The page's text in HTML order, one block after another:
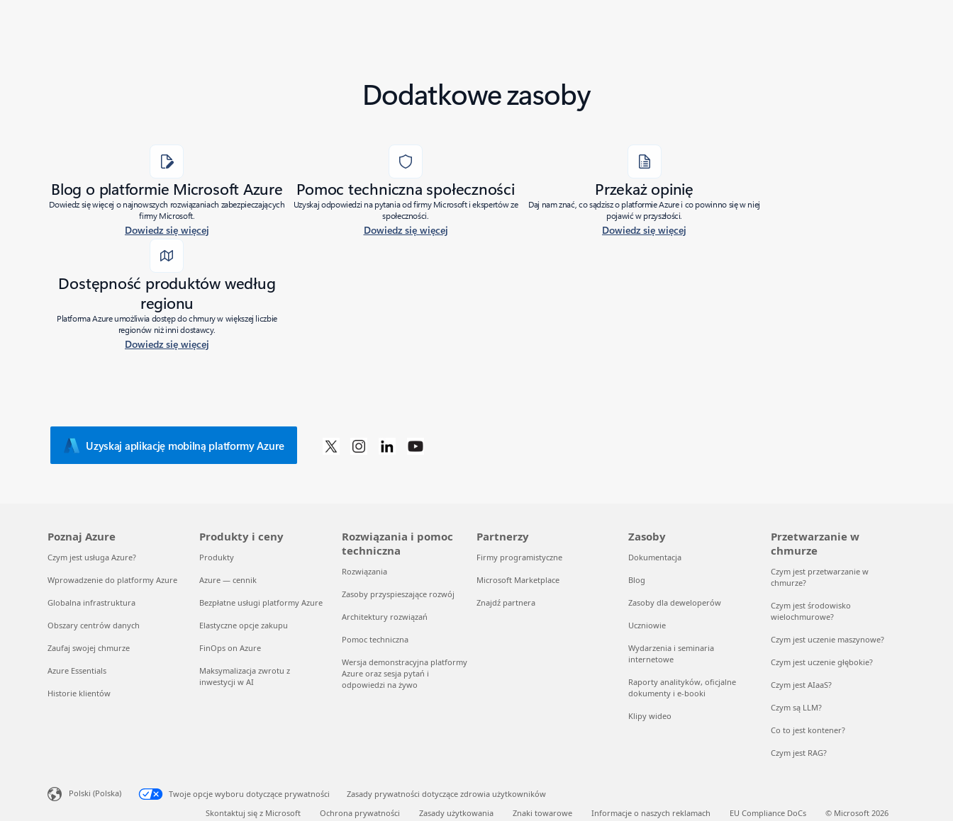
Dodatkowe zasoby
Blog o platformie Microsoft Azure
Dowiedz się więcej o najnowszych rozwiązaniach zabezpieczających
firmy Microsoft.
Dowiedz się więcej
Pomoc techniczna społeczności
Uzyskaj odpowiedzi na pytania od firmy Microsoft i ekspertów ze
społeczności.
Dowiedz się więcej
Przekaż opinię
Daj nam znać, co sądzisz o platformie Azure i co powinno się w niej
pojawić w przyszłości.
Dowiedz się więcej
Dostępność produktów według
regionu
Platforma Azure umożliwia dostęp do chmury w większej liczbie
regionów niż inni dostawcy.
Dowiedz się więcej
Uzyskaj aplikację mobilną platformy Azure
Poznaj Azure
Czym jest usługa Azure?
Wprowadzenie do platformy Azure
Globalna infrastruktura
Obszary centrów danych
Zaufaj swojej chmurze
Azure Essentials
Historie klientów
Produkty i ceny
Produkty
Azure — cennik
Bezpłatne usługi platformy Azure
Elastyczne opcje zakupu
FinOps on Azure
Maksymalizacja zwrotu z
inwestycji w AI
Rozwiązania i pomoc
techniczna
Rozwiązania
Zasoby przyspieszające rozwój
Architektury rozwiązań
Pomoc techniczna
Wersja demonstracyjna platformy
Azure oraz sesja pytań i
odpowiedzi na żywo
Partnerzy
Firmy programistyczne
Microsoft Marketplace
Znajdź partnera
Zasoby
Dokumentacja
Blog
Zasoby dla deweloperów
Uczniowie
Wydarzenia i seminaria
internetowe
Raporty analityków, oficjalne
dokumenty i e-booki
Klipy wideo
Przetwarzanie w
chmurze
Czym jest przetwarzanie w
chmurze?
Czym jest środowisko
wielochmurowe?
Czym jest uczenie maszynowe?
Czym jest uczenie głębokie?
Czym jest AIaaS?
Czym są LLM?
Co to jest kontener?
Czym jest RAG?
Polski (Polska) Twoje opcje wyboru dotyczące prywatności
Zasady prywatności dotyczące zdrowia użytkowników
Skontaktuj się z Microsoft
Ochrona prywatności Zasady użytkowania Znaki towarowe Informacje o naszych reklamach EU Compliance DoCs © Microsoft 2026